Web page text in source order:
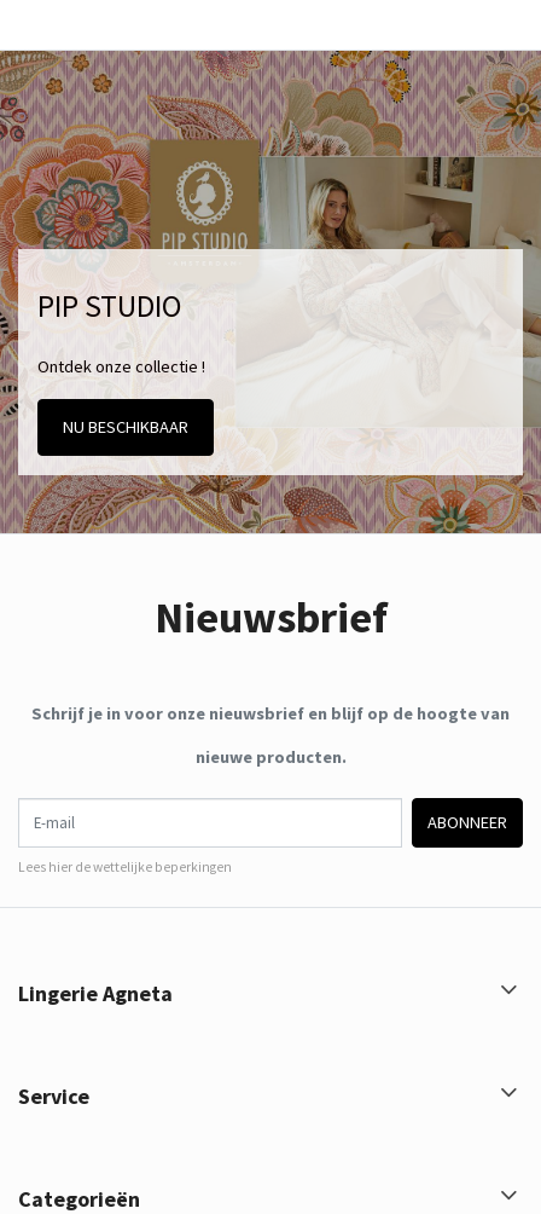
PIP STUDIO
Ontdek onze collectie !
NU BESCHIKBAAR
Nieuwsbrief
Schrijf je in voor onze nieuwsbrief en blijf op de hoogte van
nieuwe producten.
ABONNEER
Lees hier de wettelijke beperkingen
Lingerie Agneta
Service
Categorieën